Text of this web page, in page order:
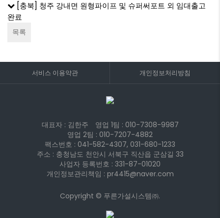
[충북] 청주 강내면 원형파이프 및 슈퍼써포트 외 임대출고
완료
목록
서비스 이용약관 개인정보처리방침
대표자 : 김한주 영업 1팀 : 010-7308-9987
영업 2팀 : 010-7207-4882
팩스번호 : 041-582-4307, 031-680-1233
주소 : 충청남도 천안시 서북구 직산읍 군삼길 33
사업자 등록번호 : 331-87-01020
개인정보관리책임 : pr4415@naver.com
Copyright © 푸른가설시스템㈜.